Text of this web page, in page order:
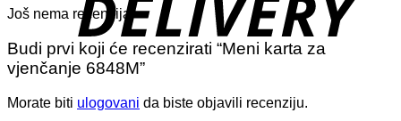
Još nema recenzija.
Budi prvi koji će recenzirati “Meni karta za
vjenčanje 6848M”
Morate biti ulogovani da biste objavili recenziju.